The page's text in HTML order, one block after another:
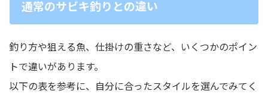
通常のサビキ釣りとの違い
釣り方や狙える魚、仕掛けの重さなど、いくつかのポイン
トで違いがあります。
以下の表を参考に、自分に合ったスタイルを選んでみてく